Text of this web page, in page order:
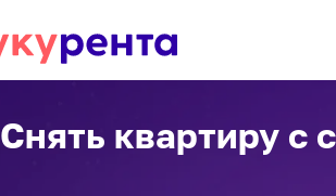
Снять квартиру с